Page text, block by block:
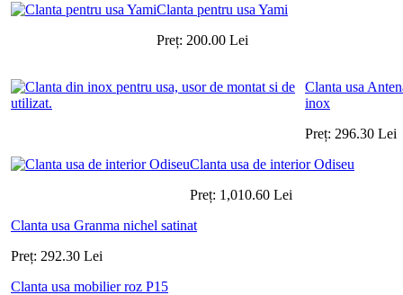
Clanta pentru usa Yami
Preț: 200.00 Lei
Clanta usa
inox
Preț: 296.30 Lei
Clanta usa de interior Odiseu
Preț: 1,010.60 Lei
Clanta usa Granma nichel satinat
Preț: 292.30 Lei
Clanta usa mobilier roz P15